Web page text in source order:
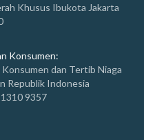
Khusus Ibukota Jakarta
Konsumen:
dan Tertib Niaga
Republik Indonesia
9357